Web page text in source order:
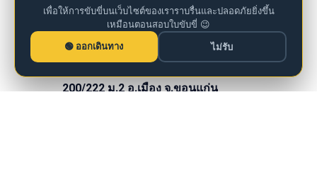
เพื่อให้การขับขี่บนเว็บไซต์ของเราราบรื่นและปลอดภัยยิ่งขึ้น
เหมือนตอนสอบใบขับขี่ 😉
ออกเดินทาง
ไม่รับ
iddm@iddrives.co.th
200/222 ม.2 อ.เมือง จ.ขอนแก่น